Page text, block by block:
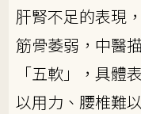
肝腎不足的表現
筋骨萎弱，中醫
「五軟」，具體
以用力、腰椎難